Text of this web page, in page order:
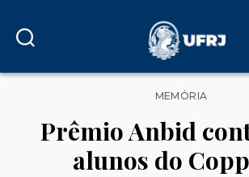
Categorias
MEMÓRIA
Prêmio Anbid
alunos do